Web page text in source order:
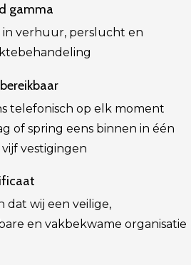
gamma
in verhuur, perslucht en
telefonisch op elk moment
of spring eens binnen in één
vestigingen
dat wij een veilige,
en vakbekwame organisatie